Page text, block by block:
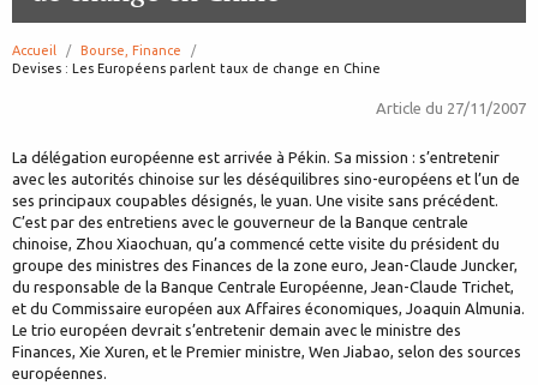
Accueil
Bourse, Finance
page:
Devises : Les Européens parlent taux de change en Chine
Article du 27/11/2007
La délégation européenne est arrivée à Pékin. Sa mission : s’entretenir
avec les autorités chinoise sur les déséquilibres sino-européens et l’un de
ses principaux coupables désignés, le yuan. Une visite sans précédent.
C’est par des entretiens avec le gouverneur de la Banque centrale
chinoise, Zhou Xiaochuan, qu’a commencé cette visite du président du
groupe des ministres des Finances de la zone euro, Jean-Claude Juncker,
du responsable de la Banque Centrale Européenne, Jean-Claude Trichet,
et du Commissaire européen aux Affaires économiques, Joaquin Almunia.
Le trio européen devrait s’entretenir demain avec le ministre des
Finances, Xie Xuren, et le Premier ministre, Wen Jiabao, selon des sources
européennes.